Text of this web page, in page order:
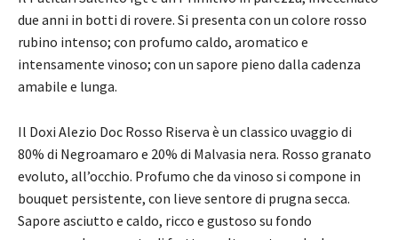
due anni in botti di rovere. Si presenta con un colore rosso
rubino intenso; con profumo caldo, aromatico e
intensamente vinoso; con un sapore pieno dalla cadenza
amabile e lunga.
Il Doxi Alezio Doc Rosso Riserva è un classico uvaggio di
80% di Negroamaro e 20% di Malvasia nera. Rosso granato
evoluto, all’occhio. Profumo che da vinoso si compone in
bouquet persistente, con lieve sentore di prugna secca.
Sapore asciutto e caldo, ricco e gustoso su fondo